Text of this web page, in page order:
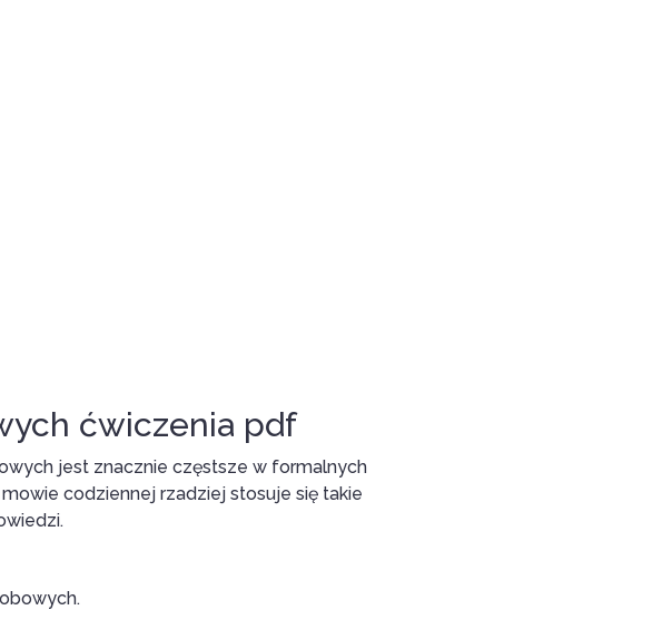
ćwiczenia pdf
jest znacznie częstsze w formalnych
codziennej rzadziej stosuje się takie